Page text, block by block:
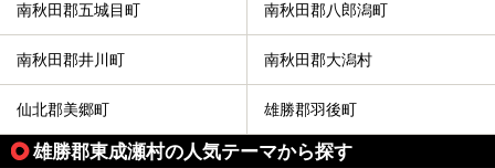
南秋田郡五城目町 南秋田郡八郎潟町
南秋田郡井川町 南秋田郡大潟村
仙北郡美郷町 雄勝郡羽後町
雄勝郡東成瀬村の人気テーマから探す